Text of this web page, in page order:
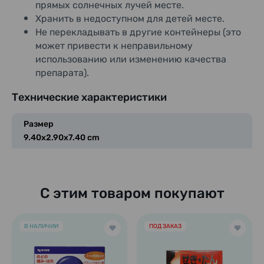
прямых солнечных лучей месте.
Хранить в недоступном для детей месте.
Не перекладывать в другие контейнеры (это
может привести к неправильному
использованию или изменению качества
препарата).
Технические характеристики
Размер
9.40x2.90x7.40 cm
С этим товаром покупают
В НАЛИЧИИ ПОД ЗАКАЗ